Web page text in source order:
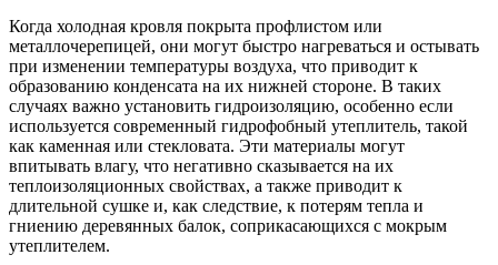
Когда холодная кровля покрыта профлистом или
металлочерепицей, они могут быстро нагреваться и остывать
при изменении температуры воздуха, что приводит к
образованию конденсата на их нижней стороне. В таких
случаях важно установить гидроизоляцию, особенно если
используется современный гидрофобный утеплитель, такой
как каменная или стекловата. Эти материалы могут
впитывать влагу, что негативно сказывается на их
теплоизоляционных свойствах, а также приводит к
длительной сушке и, как следствие, к потерям тепла и
гниению деревянных балок, соприкасающихся с мокрым
утеплителем.